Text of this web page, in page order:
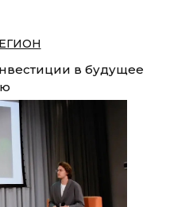
в будущее